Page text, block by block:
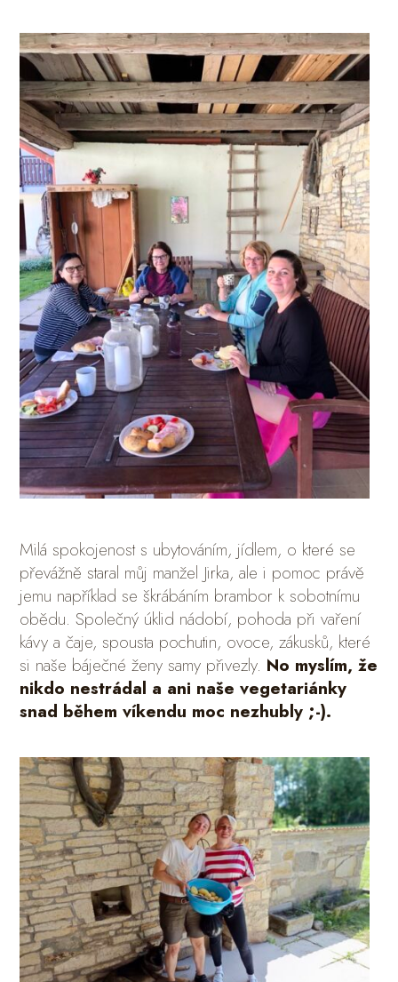
Milá spokojenost s ubytováním, jídlem, o které se
převážně staral můj manžel Jirka, ale i pomoc právě
jemu například se škrábáním brambor k sobotnímu
obědu. Společný úklid nádobí, pohoda při vaření
kávy a čaje, spousta pochutin, ovoce, zákusků, které
si naše báječné ženy samy přivezly. No myslím, že
nikdo nestrádal a ani naše vegetariánky
snad během víkendu moc nezhubly ;-).